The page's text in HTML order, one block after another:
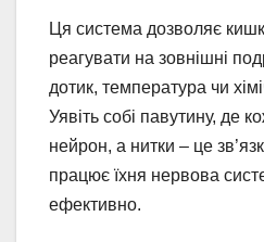
Ця система дозволяє
реагувати на зовнішні
дотик, температура чи
Уявіть собі павутину, де
нейрон, а нитки – це
працює їхня нервова
ефективно.